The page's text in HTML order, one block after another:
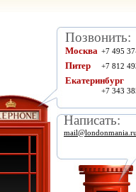
Позвонить:
Москва +7 495
Питер +7 812
Екатеринбург
+7 343
Написать:
mail@londonmania.ru